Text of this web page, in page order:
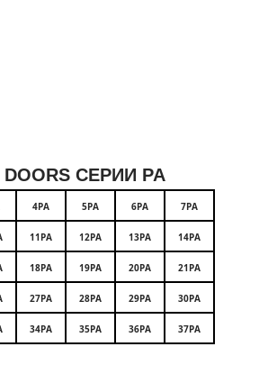
СЕРИИ PA
4PA 5PA 6PA 7PA
11PA 12PA 13PA 14PA
18PA 19PA 20PA 21PA
27PA 28PA 29PA 30PA
34PA 35PA 36PA 37PA